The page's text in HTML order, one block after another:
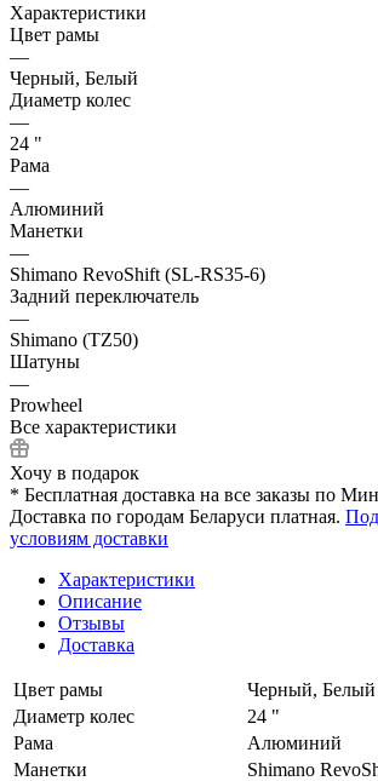
Характеристики
Цвет рамы
—
Черный, Белый
Диаметр колес
—
24 "
Рама
—
Алюминий
Манетки
—
Shimano RevoShift (SL-RS35-6)
Задний переключатель
—
Shimano (TZ50)
Шатуны
—
Prowheel
Все характеристики
Хочу в подарок
* Бесплатная доставка на все заказы по
Доставка по городам Беларуси платная.
условиям доставки
Характеристики
Описание
Отзывы
Доставка
Цвет рамы
Черный, Белый
Диаметр колес
24 "
Рама
Алюминий
Манетки
Shimano